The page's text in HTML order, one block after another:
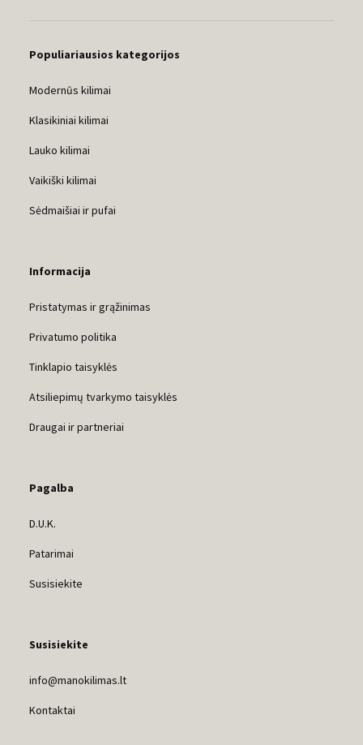
Populiariausios kategorijos
Modernūs kilimai
Klasikiniai kilimai
Lauko kilimai
Vaikiški kilimai
Sėdmaišiai ir pufai
Informacija
Pristatymas ir grąžinimas
Privatumo politika
Tinklapio taisyklės
Atsiliepimų tvarkymo taisyklės
Draugai ir partneriai
Pagalba
D.U.K.
Patarimai
Susisiekite
Susisiekite
info@manokilimas.lt
Kontaktai